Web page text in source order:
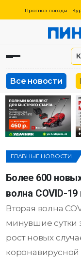
Прогноз погоды
Все новости
ГЛАВНЫЕ НОВОСТИ
Более 600
волна COVID-
Вторая волна
минувшие сутки
рост новых
коронавирусной